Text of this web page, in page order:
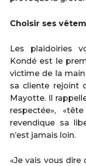
Choisir ses
Les plaidoiries
Kondé est le
victime de la main
sa cliente rejoint
Mayotte. Il
respectée»,
revendique sa
n’est jamais loin.
«Je vais vous